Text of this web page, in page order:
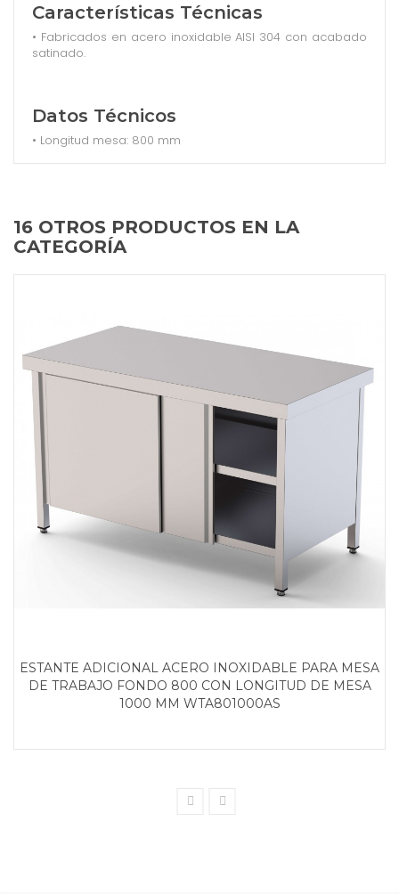
Características Técnicas
• Fabricados en acero inoxidable AISI 304 con acabado
satinado.
Datos Técnicos
• Longitud mesa: 800 mm
16 OTROS PRODUCTOS EN LA
CATEGORÍA
ESTANTE ADICIONAL ACERO INOXIDABLE PARA MESA
DE TRABAJO FONDO 800 CON LONGITUD DE MESA
1000 MM WTA801000AS